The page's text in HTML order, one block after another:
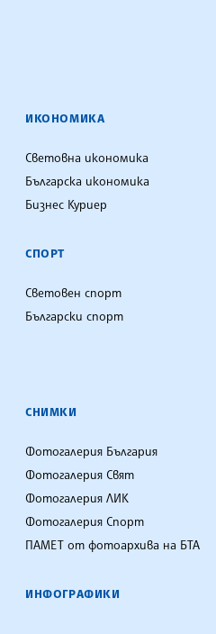
ИКОНОМИКА
Световна икономика
Българска икономика
Бизнес Куриер
СПОРТ
Световен спорт
Български спорт
СНИМКИ
Фотогалерия България
Фотогалерия Свят
Фотогалерия ЛИК
Фотогалерия Спорт
ПАМЕТ от фотоархива на БТА
ИНФОГРАФИКИ